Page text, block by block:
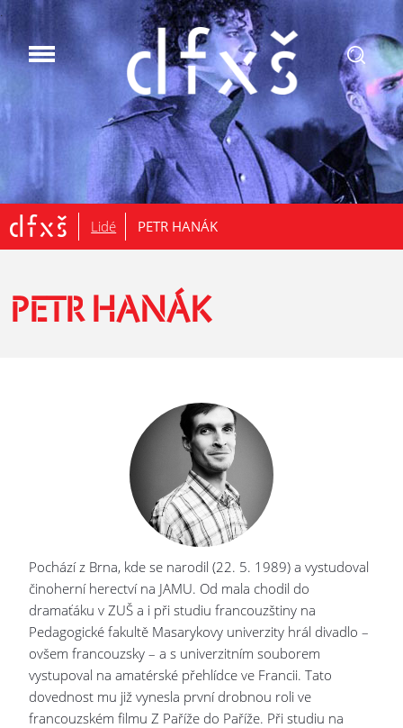
.
Lidé PETR HANÁK
PETR HANÁK
Pochází z Brna, kde se narodil (22. 5. 1989) a vystudoval
činoherní herectví na JAMU. Od mala chodil do
dramaťáku v ZUŠ a i při studiu francouzštiny na
Pedagogické fakultě Masarykovy univerzity hrál divadlo –
ovšem francouzsky – a s univerzitním souborem
vystupoval na amatérské přehlídce ve Francii. Tato
dovednost mu již vynesla první drobnou roli ve
francouzském filmu Z Paříže do Paříže. Při studiu na